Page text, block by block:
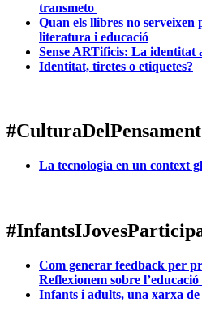
transmeto
Quan els llibres no
literatura i educació
Sense ARTificis: La identitat
Identitat, tiretes o etiquetes?
#CulturaDelPensament
La tecnologia en un context
Com generar feedback per
Reflexionem sobre
Infants i adults, una xarxa